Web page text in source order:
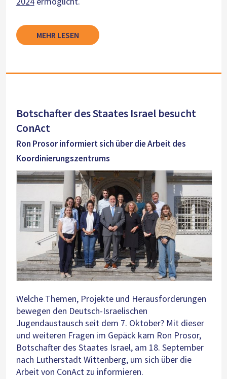
MEHR LESEN
Botschafter des Staates Israel besucht
ConAct
Ron Prosor informiert sich über die Arbeit des
Koordinierungszentrums
Welche Themen, Projekte und Herausforderungen
bewegen den Deutsch-Israelischen
Jugendaustausch seit dem 7. Oktober? Mit dieser
und weiteren Fragen im Gepäck kam Ron Prosor,
Botschafter des Staates Israel, am 18. September
nach Lutherstadt Wittenberg, um sich über die
Arbeit von ConAct zu informieren.